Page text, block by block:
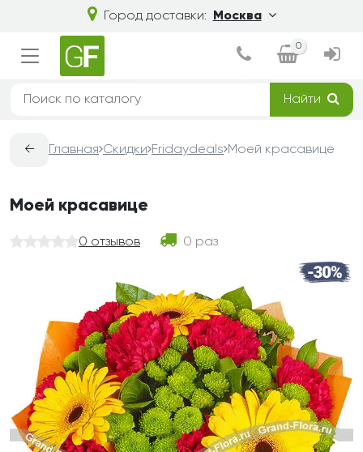
Город доставки: Москва
0
Найти
← Главная Скидки Fridaydeals Моей красавице
Моей красавице
0 отзывов 0 раз